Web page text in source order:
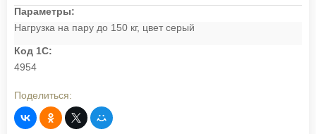
Параметры:
Нагрузка на пару до 150 кг, цвет серый
Код 1С:
4954
Поделиться: